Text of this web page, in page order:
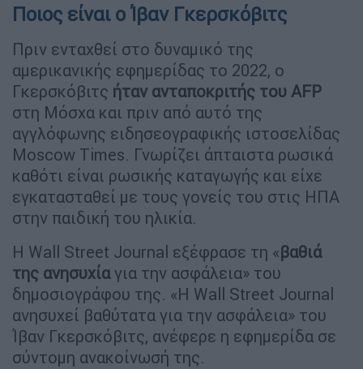
Ποιος είναι ο Ίβαν Γκερσκόβιτς
Πριν ενταχθεί στο δυναμικό της
αμερικανικής εφημερίδας το 2022, ο
Γκερσκόβιτς ήταν ανταποκριτής του AFP
στη Μόσχα και πριν από αυτό της
αγγλόφωνης ειδησεογραφικής ιστοσελίδας
Moscow Times. Γνωρίζει άπταιστα ρωσικά
καθότι είναι ρωσικής καταγωγής και είχε
εγκατασταθεί με τους γονείς του στις ΗΠΑ
στην παιδική του ηλικία.
Η Wall Street Journal εξέφρασε τη «βαθιά
της ανησυχίαγια την ασφάλεια» του
δημοσιογράφου της. «Η Wall Street Journal
ανησυχεί βαθύτατα για την ασφάλεια» του
Ίβαν Γκερσκόβιτς, ανέφερε η εφημερίδα σε
σύντομη ανακοίνωσή της.